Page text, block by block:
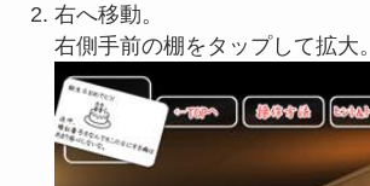
右へ移動。
右側手前の棚をタップして拡大。